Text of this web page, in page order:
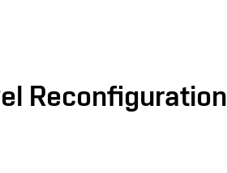
Reconfiguration